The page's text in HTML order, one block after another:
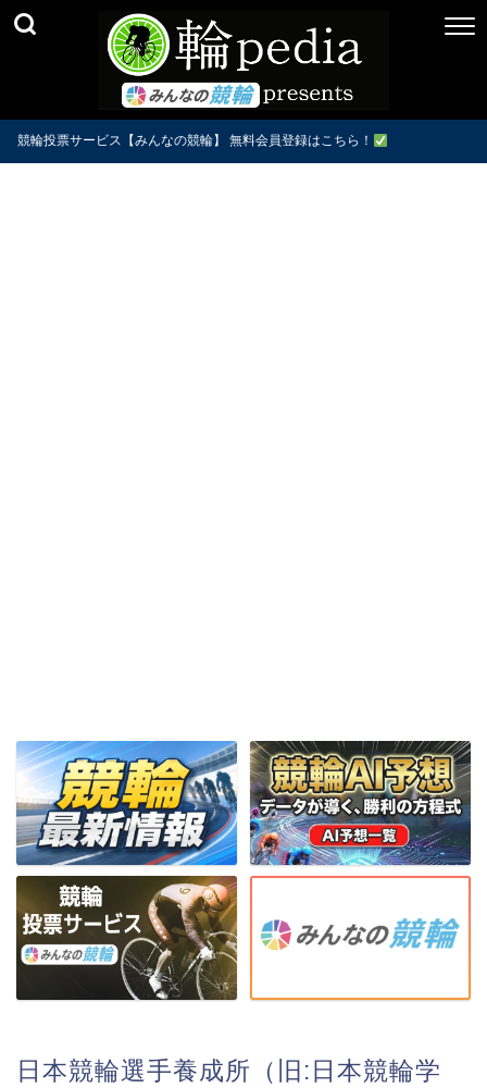
競輪投票サービス【みんなの競輪】 無料会員登録はこちら！
日本競輪選手養成所（旧:日本競輪学